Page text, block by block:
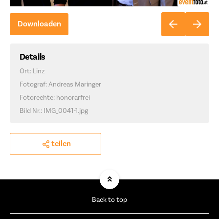
Downloaden
Details
Ort: Linz
Fotograf: Andreas Maringer
Fotorechte: honorarfrei
Bild Nr.: IMG_0041-1.jpg
teilen
Back to top